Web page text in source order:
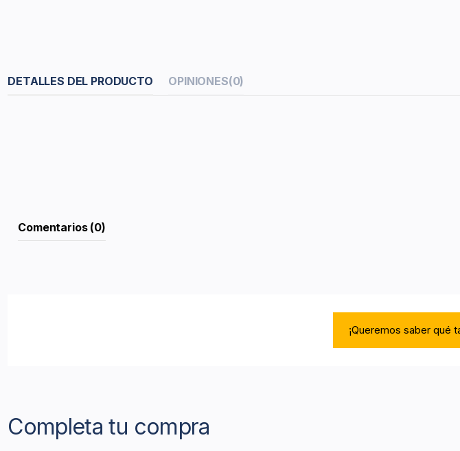
DETALLES DEL PRODUCTO OPINIONES(0)
Comentarios (0)
¡Queremos saber qué
Completa tu compra